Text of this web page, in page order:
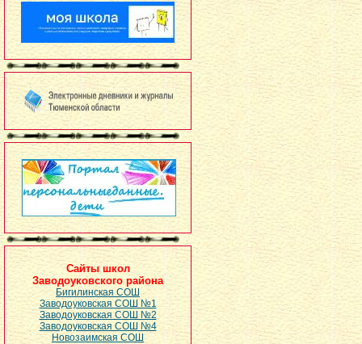
Сайты школ
Заводоуковского района
Бигилинская СОШ
Заводоуковская СОШ №1
Заводоуковская СОШ №2
Заводоуковская СОШ №4
Новозаимская СОШ